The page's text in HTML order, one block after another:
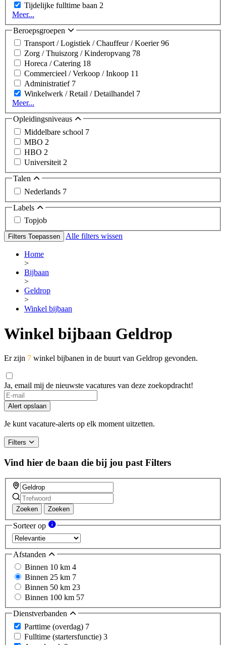
Tijdelijke fulltime baan 2
Meer...
Beroepsgroepen
Transport / Logistiek / Chauffeur / Koerier96
Zorg / Thuiszorg / Kinderopvang 78
Horeca / Catering 18
Commercieel / Verkoop / Inkoop 11
Administratief 7
Winkelwerk / Retail / Detailhandel 7
Meer...
Opleidingsniveaus
Middelbare school 7
MBO 2
HBO 2
Universiteit 2
Talen
Nederlands 7
Labels
Topjob
Filters Toepassen Alle filters wissen
Home
>
Bijbaan
>
Geldrop
>
Winkel bijbaan
Winkel bijbaan Geldrop
Er zijn 7 winkel bijbanen in de buurt van Geldrop gevonden.
Ja, email mij de nieuwste vacatures van deze zoekopdracht!
If
you
are
a
ignore
this
field
Alert opslaan
Je kunt vacature-alerts op elk moment uitzetten.
Filters
Vind hier de baan die bij jou past Filters
Zoeken Zoeken
Sorteer op
Afstanden
Binnen 10 km 4
Binnen 25 km 7
Binnen 50 km 23
Binnen 100 km 57
Dienstverbanden
Parttime (overdag) 7
Fulltime (startersfunctie) 3